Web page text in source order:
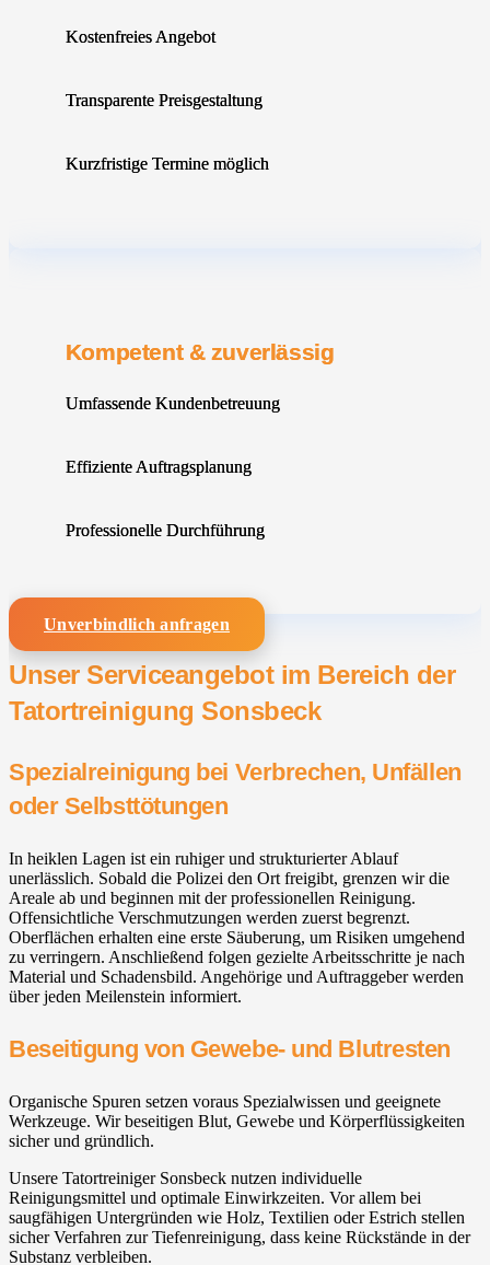
Kostenfreies Angebot
Transparente Preisgestaltung
Kurzfristige Termine möglich
Kompetent & zuverlässig
Umfassende Kundenbetreuung
Effiziente Auftragsplanung
Professionelle Durchführung
Unverbindlich anfragen
Unser Serviceangebot im Bereich der
Tatortreinigung Sonsbeck
Spezialreinigung bei Verbrechen, Unfällen
oder Selbsttötungen
In heiklen Lagen ist ein ruhiger und strukturierter Ablauf
unerlässlich. Sobald die Polizei den Ort freigibt, grenzen wir die
Areale ab und beginnen mit der professionellen Reinigung.
Offensichtliche Verschmutzungen werden zuerst begrenzt.
Oberflächen erhalten eine erste Säuberung, um Risiken umgehend
zu verringern. Anschließend folgen gezielte Arbeitsschritte je nach
Material und Schadensbild. Angehörige und Auftraggeber werden
über jeden Meilenstein informiert.
Beseitigung von Gewebe- und Blutresten
Organische Spuren setzen voraus Spezialwissen und geeignete
Werkzeuge. Wir beseitigen Blut, Gewebe und Körperflüssigkeiten
sicher und gründlich.
Unsere Tatortreiniger Sonsbeck nutzen individuelle
Reinigungsmittel und optimale Einwirkzeiten. Vor allem bei
saugfähigen Untergründen wie Holz, Textilien oder Estrich stellen
sicher Verfahren zur Tiefenreinigung, dass keine Rückstände in der
Substanz verbleiben.